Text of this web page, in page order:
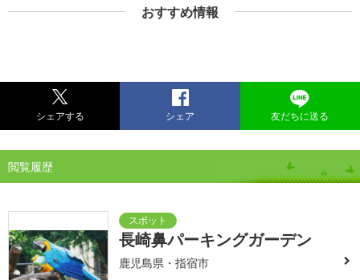
おすすめ情報
シェアする シェア 友だちに送る
閲覧履歴
長崎鼻パーキングガーデン
鹿児島県・指宿市